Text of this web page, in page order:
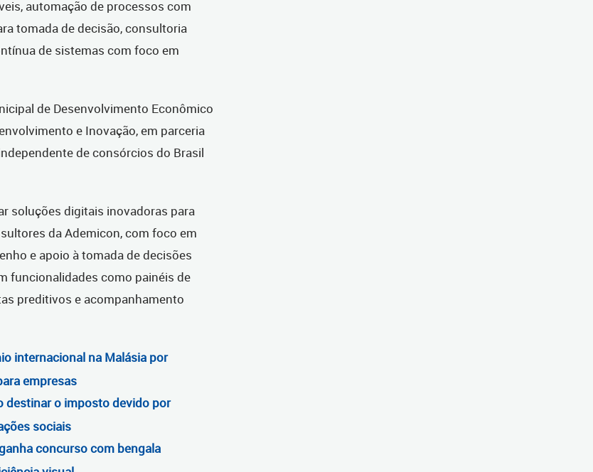
automação de processos com
tomada de decisão, consultoria
de sistemas com foco em
de Desenvolvimento Econômico
e Inovação, em parceria
de consórcios do Brasil
soluções digitais inovadoras para
da Ademicon, com foco em
e apoio à tomada de decisões
funcionalidades como painéis de
preditivos e acompanhamento
internacional na Malásia por
empresas
destinar o imposto devido por
sociais
concurso com bengala